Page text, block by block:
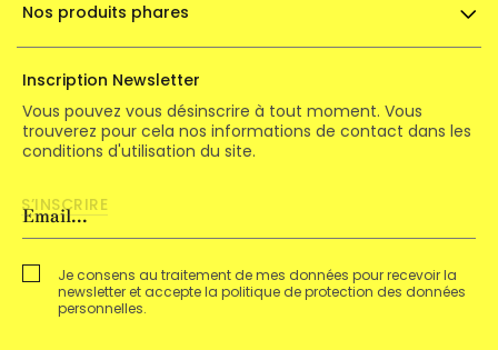
Nos produits phares
Inscription Newsletter
Vous pouvez vous désinscrire à tout moment. Vous
trouverez pour cela nos informations de contact dans les
conditions d'utilisation du site.
Je consens au traitement de mes données pour recevoir la
newsletter et accepte la politique de protection des données
personnelles.